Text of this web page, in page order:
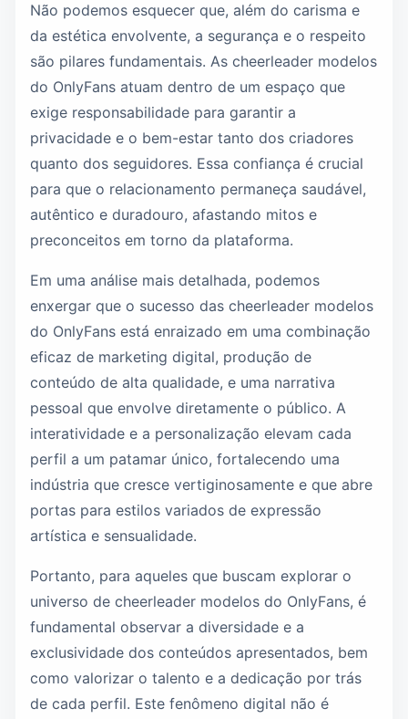
Não podemos esquecer que, além do carisma e
da estética envolvente, a segurança e o respeito
são pilares fundamentais. As cheerleader modelos
do OnlyFans atuam dentro de um espaço que
exige responsabilidade para garantir a
privacidade e o bem-estar tanto dos criadores
quanto dos seguidores. Essa confiança é crucial
para que o relacionamento permaneça saudável,
autêntico e duradouro, afastando mitos e
preconceitos em torno da plataforma.
Em uma análise mais detalhada, podemos
enxergar que o sucesso das cheerleader modelos
do OnlyFans está enraizado em uma combinação
eficaz de marketing digital, produção de
conteúdo de alta qualidade, e uma narrativa
pessoal que envolve diretamente o público. A
interatividade e a personalização elevam cada
perfil a um patamar único, fortalecendo uma
indústria que cresce vertiginosamente e que abre
portas para estilos variados de expressão
artística e sensualidade.
Portanto, para aqueles que buscam explorar o
universo de cheerleader modelos do OnlyFans, é
fundamental observar a diversidade e a
exclusividade dos conteúdos apresentados, bem
como valorizar o talento e a dedicação por trás
de cada perfil. Este fenômeno digital não é